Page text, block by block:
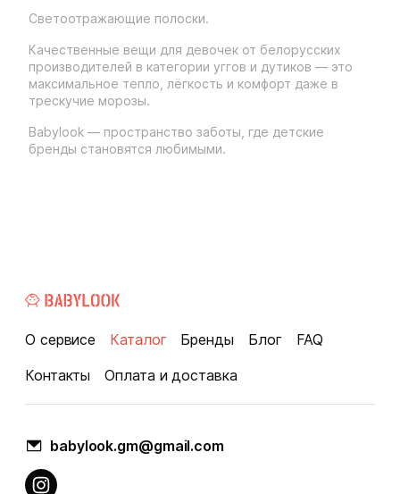
Светоотражающие полоски.
Качественные вещи для девочек от белорусских
производителей в категории уггов и дутиков — это
максимальное тепло, лёгкость и комфорт даже в
трескучие морозы.
Babylook — пространство заботы, где детские
бренды становятся любимыми.
О сервисе Каталог Бренды Блог
FAQ
Контакты
Оплата и доставка
babylook.gm@gmail.com